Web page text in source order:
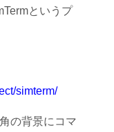
というプ
simterm/
の背景にコマ